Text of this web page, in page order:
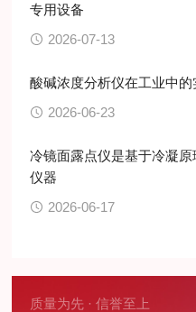
专用设备
2026-07-13
酸碱浓度分析仪在工业中的
2026-06-23
冷镜面露点仪是基于冷凝
仪器
2026-06-17
质量为先 · 信誉至上